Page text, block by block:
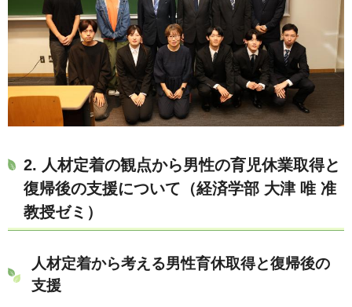
2. 人材定着の観点から男性の育児休業取得と
復帰後の支援について（経済学部 大津 唯 准
教授ゼミ）
人材定着から考える男性育休取得と復帰後の
支援